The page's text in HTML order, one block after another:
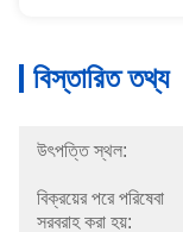
বিস্তারিত তথ্য
উৎপত্তি স্থল:
বিক্রয়ের পরে পরিষেবা
সরবরাহ করা হয়: